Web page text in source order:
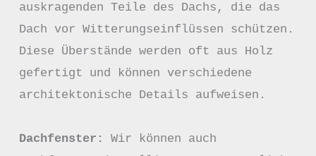
auskragenden Teile des Dachs, die das
Dach vor Witterungseinflüssen schützen.
Diese Überstände werden oft aus Holz
gefertigt und können verschiedene
architektonische Details aufweisen.
Dachfenster:
Wir können auch